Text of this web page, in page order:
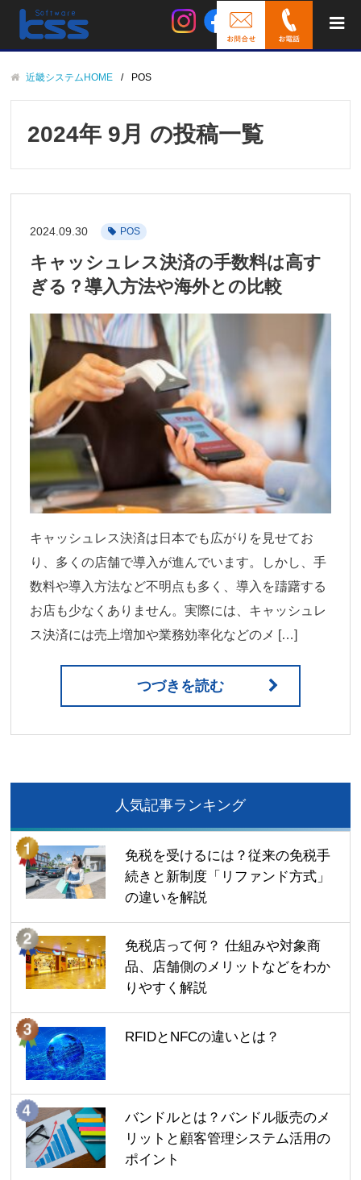
近畿システムHOME POS
2024年 9月 の投稿一覧
2024.09.30 POS
キャッシュレス決済の手数料は高す
ぎる？導入方法や海外との比較
キャッシュレス決済は日本でも広がりを見せてお
り、多くの店舗で導入が進んでいます。しかし、手
数料や導入方法など不明点も多く、導入を躊躇する
お店も少なくありません。実際には、キャッシュレ
ス決済には売上増加や業務効率化などのメ […]
つづきを読む
人気記事ランキング
免税を受けるには？従来の免税手
続きと新制度「リファンド方式」
の違いを解説
免税店って何？ 仕組みや対象商
品、店舗側のメリットなどをわか
りやすく解説
RFIDとNFCの違いとは？
バンドルとは？バンドル販売のメ
リットと顧客管理システム活用の
ポイント